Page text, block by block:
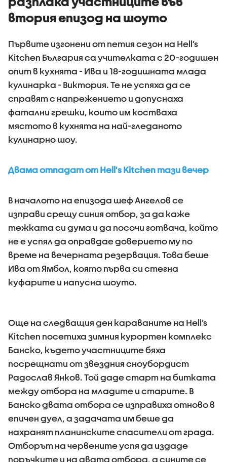
втория епизод на шоуто
Първите изгонени от петия сезон на Hell’s
Kitchen България са учителката с 20-годишен
опит в кухнята - Ива и 18-годишната млада
кулинарка - Виктория. Те не успяха да се
справят с напрежението и допуснаха
фатални грешки, които им костваха
мястото в кухнята на най-гледаното
кулинарно шоу.
Двама отпадат от Hell's Kitchen тази вечер
В началото на епизода шеф Ангелов се
изправи срещу синия отбор, за да каже
тежката си дума и да посочи готвача, който
не е успял да оправдае доверието му по
време на вечерната резервация. Това беше
Ива от Ямбол, която първа си стегна
куфарите и напусна шоуто.
Още на следващия ден караваните на Hell’s
Kitchen посетиха зимния курортен комплекс
Банско, където участниците бяха
посрещнати от звездния сноубордист
Радослав Янков. Той даде старт на битката
между отбора на младите и старите. В
Банско двата отбора се изправиха отново в
епичен дуел, а задачата им беше да
нахранят планинските спасители от града.
Отборът на червените успя да издаде
поръчките и на двата отбора, а сините се